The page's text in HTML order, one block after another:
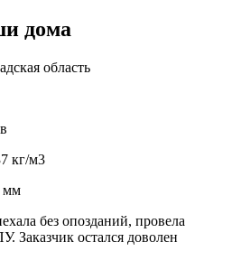
дома
область
кг/м3
мм
без опозданий, провела
Заказчик остался доволен